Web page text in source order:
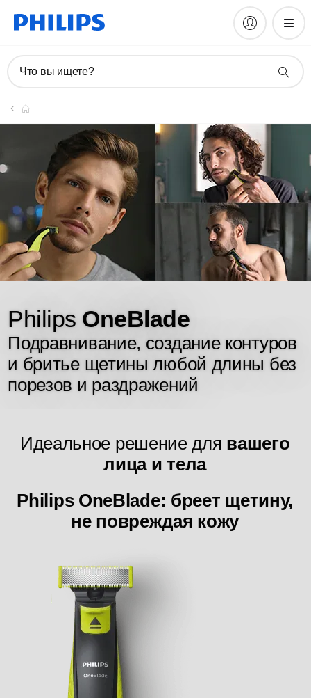
Что вы ищете?
Philips OneBlade
Подравнивание, создание контуров
и бритье щетины любой длины без
порезов и раздражений
Идеальное решение для вашего
лица и тела
Philips OneBlade: бреет щетину,
не повреждая кожу